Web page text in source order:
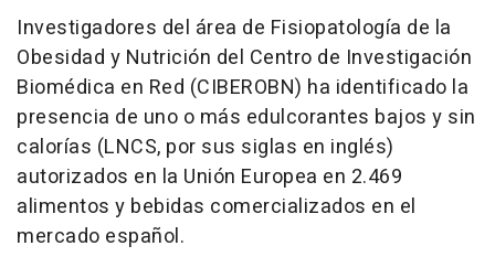
Investigadores del área de Fisiopatología de la
Obesidad y Nutrición del Centro de Investigación
Biomédica en Red (CIBEROBN) ha identificado la
presencia de uno o más edulcorantes bajos y sin
calorías (LNCS, por sus siglas en inglés)
autorizados en la Unión Europea en 2.469
alimentos y bebidas comercializados en el
mercado español.